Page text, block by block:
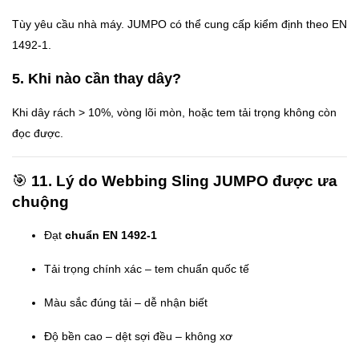
Tùy yêu cầu nhà máy. JUMPO có thể cung cấp kiểm định theo EN
1492-1.
5. Khi nào cần thay dây?
Khi dây rách > 10%, vòng lõi mòn, hoặc tem tải trọng không còn
đọc được.
🎯 11. Lý do Webbing Sling JUMPO được ưa
chuộng
Đạt chuẩn EN 1492-1
Tải trọng chính xác – tem chuẩn quốc tế
Màu sắc đúng tải – dễ nhận biết
Độ bền cao – dệt sợi đều – không xơ